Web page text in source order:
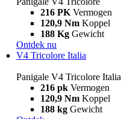
216 PK Vermogen
120,9 Nm Koppel
188 Kg Gewicht
Ontdek nu
V4 Tricolore Italia
Panigale V4 Tricolore Italia
216 pk Vermogen
120,9 Nm Koppel
188 kg Gewicht